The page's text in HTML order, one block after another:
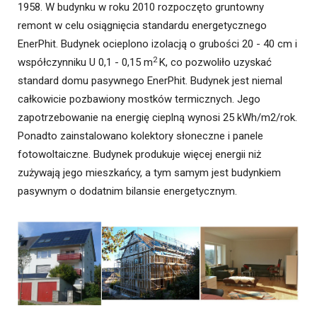
1958. W budynku w roku 2010 rozpoczęto gruntowny
remont w celu osiągnięcia standardu energetycznego
EnerPhit. Budynek ocieplono izolacją o grubości 20 - 40 cm i
współczynniku U 0,1 - 0,15 m2 K, co pozwoliło uzyskać
standard domu pasywnego EnerPhit. Budynek jest niemal
całkowicie pozbawiony mostków termicznych. Jego
zapotrzebowanie na energię cieplną wynosi 25 kWh/m2/rok.
Ponadto zainstalowano kolektory słoneczne i panele
fotowoltaiczne. Budynek produkuje więcej energii niż
zużywają jego mieszkańcy, a tym samym jest budynkiem
pasywnym o dodatnim bilansie energetycznym.